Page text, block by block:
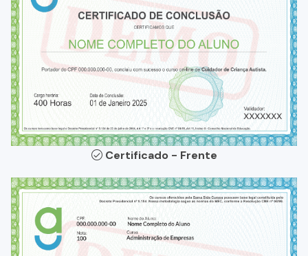
Certificado - Frente